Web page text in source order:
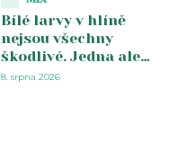
Bílé larvy v hlíně
nejsou všechny
škodlivé. Jedna ale
sežere kořeny
8. srpna 2026